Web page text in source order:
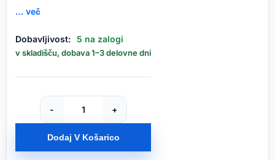
… več
Dobavljivost: 5 na zalogi
v skladišču, dobava 1–3 delovne dni
-
namizni
MSI
+
Dodaj V Košarico